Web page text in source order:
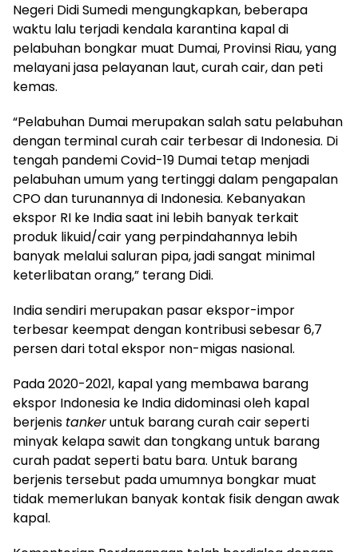
Negeri Didi Sumedi mengungkapkan, beberapa
waktu lalu terjadi kendala karantina kapal di
pelabuhan bongkar muat Dumai, Provinsi Riau, yang
melayani jasa pelayanan laut, curah cair, dan peti
kemas.
“Pelabuhan Dumai merupakan salah satu pelabuhan
dengan terminal curah cair terbesar di Indonesia. Di
tengah pandemi Covid-19 Dumai tetap menjadi
pelabuhan umum yang tertinggi dalam pengapalan
CPO dan turunannya di Indonesia. Kebanyakan
ekspor RI ke India saat ini lebih banyak terkait
produk likuid/cair yang perpindahannya lebih
banyak melalui saluran pipa, jadi sangat minimal
keterlibatan orang,” terang Didi.
India sendiri merupakan pasar ekspor-impor
terbesar keempat dengan kontribusi sebesar 6,7
persen dari total ekspor non-migas nasional.
Pada 2020-2021, kapal yang membawa barang
ekspor Indonesia ke India didominasi oleh kapal
berjenis tankeruntuk barang curah cair seperti
minyak kelapa sawit dan tongkang untuk barang
curah padat seperti batu bara. Untuk barang
berjenis tersebut pada umumnya bongkar muat
tidak memerlukan banyak kontak fisik dengan awak
kapal.